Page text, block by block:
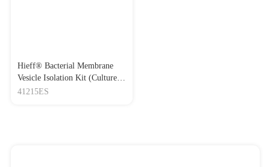
Hieff® Bacterial Membrane
Vesicle Isolation Kit (Culture
Medium Supernatant) 细菌膜
41215ES